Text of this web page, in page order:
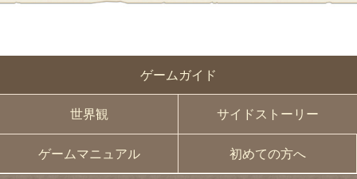
ゲームガイド
世界観 サイドストーリー
ゲームマニュアル 初めての方へ